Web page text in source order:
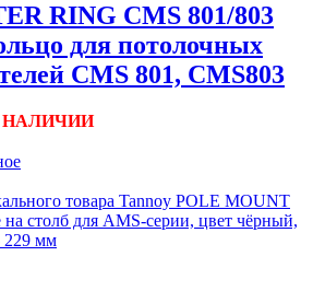
RING CMS 801/803
для потолочных
CMS 801, CMS803
НАЛИЧИИ